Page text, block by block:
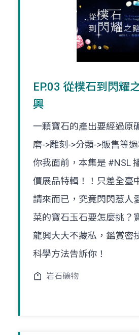
EP.03 從樸石到閃耀
興
一顆寶石的產出要經過原
磨->雕刻->分類->販售等
你我面前，本集是 #NSL
價展品特輯！！只差全臺
請來而已，究竟閃閃惹人
菜的寶石玉石要怎麼挑？
龍興大大不藏私，鑑賞密
科學方法告訴你！
岩石礦物